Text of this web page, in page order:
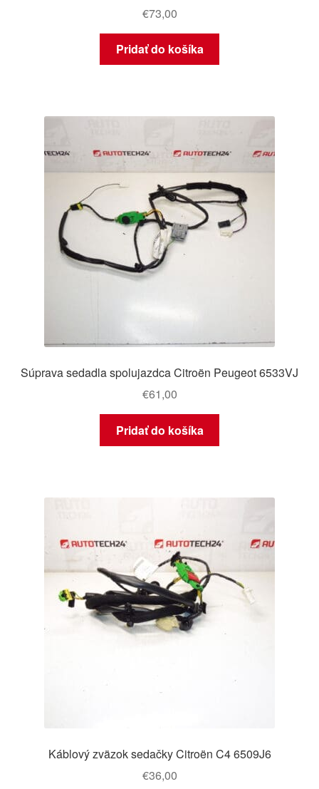
€73,00
Pridať do košíka
Súprava sedadla spolujazdca Citroën Peugeot 6533VJ
€61,00
Pridať do košíka
Káblový zväzok sedačky Citroën C4 6509J6
€36,00